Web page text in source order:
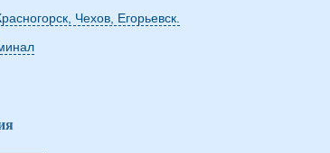
Чехов, Егорьевск.